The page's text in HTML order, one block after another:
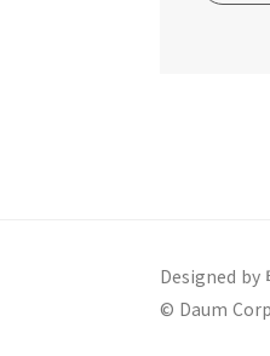
Designed by
© Daum